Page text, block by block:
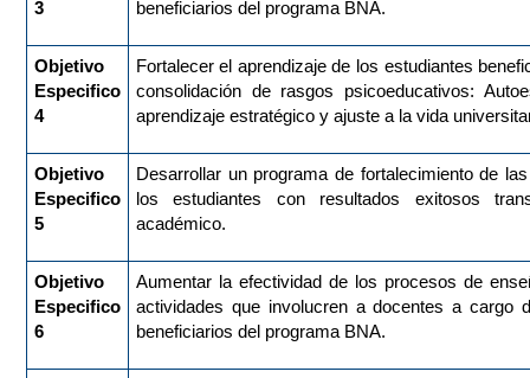
3
beneficiarios del programa BNA.
Objetivo
Especifico
4
Fortalecer el aprendizaje de los estudiantes
consolidación de rasgos psicoeducativos:
aprendizaje estratégico y ajuste a la vida
Objetivo
Especifico
5
Desarrollar un programa de fortalecimiento de
los estudiantes con resultados exitosos
académico.
Objetivo
Especifico
6
Aumentar la efectividad de los procesos de
actividades que involucren a docentes a cargo
beneficiarios del programa BNA.